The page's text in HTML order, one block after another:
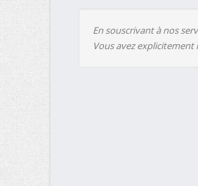
En souscrivant à nos
Vous avez